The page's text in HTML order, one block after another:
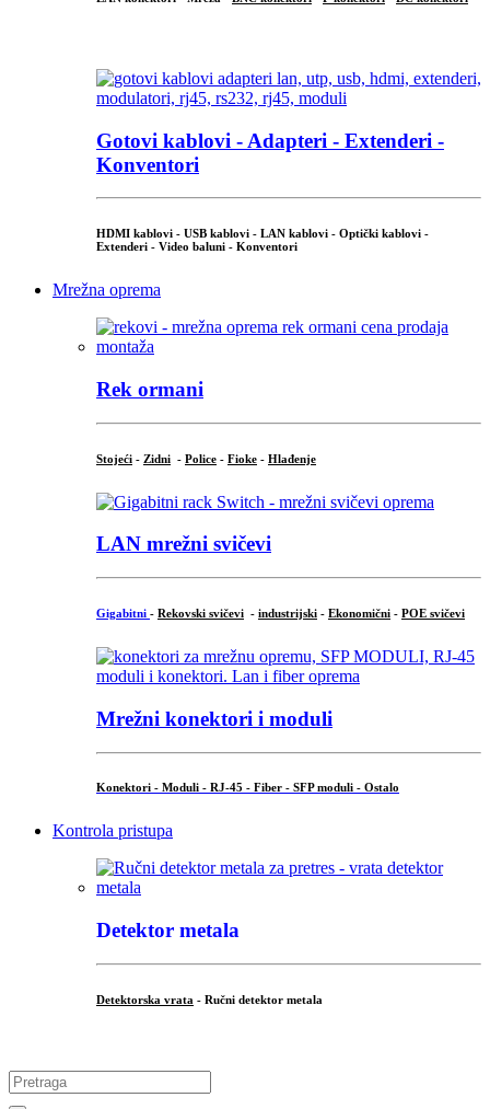
Gotovi kablovi - Adapteri - Extenderi -
Konventori
HDMI kablovi - USB kablovi - LAN kablovi - Optički kablovi -
Extenderi - Video baluni - Konventori
Mrežna oprema
Rek ormani
Stojeći - Zidni - Police - Fioke - Hlađenje
LAN mrežni svičevi
Gigabitni - Rekovski svičevi - industrijski - Ekonomični - POE svičevi
Mrežni konektori i moduli
Konektori - Moduli - RJ-45 - Fiber - SFP moduli - Ostalo
Kontrola pristupa
Detektor metala
Detektorska vrata - Ručni detektor metala
Search
for: